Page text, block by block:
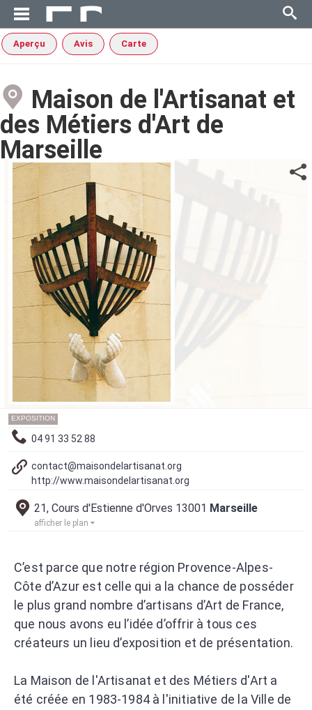
Aperçu Avis Carte
Maison de l'Artisanat et
des Métiers d'Art de
Marseille
EXPOSITION
04 91 33 52 88
contact@maisondelartisanat.org
http://www.maisondelartisanat.org
21, Cours d'Estienne d'Orves 13001 Marseille
afficher le plan
C’est parce que notre région Provence-Alpes-
Côte d’Azur est celle qui a la chance de posséder
le plus grand nombre d’artisans d’Art de France,
que nous avons eu l’idée d’offrir à tous ces
créateurs un lieu d’exposition et de présentation.
La Maison de l'Artisanat et des Métiers d'Art a
été créée en 1983-1984 à l'initiative de la Ville de